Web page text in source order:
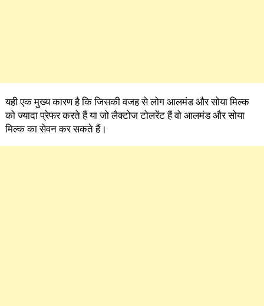
यही एक मुख्य कारण है कि जिसकी वजह से लोग आलमंड और सोया मिल्क
को ज्यादा प्रेफर करते हैं या जो लैक्टोज टोलरेंट हैं वो आलमंड और सोया
मिल्क का सेवन कर सकते हैं।